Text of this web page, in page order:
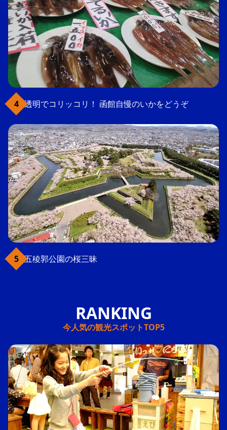
透明でコリッコリ！ 函館自慢のいかをどうぞ
五稜郭公園の桜三昧
今人気の観光スポットTOP5